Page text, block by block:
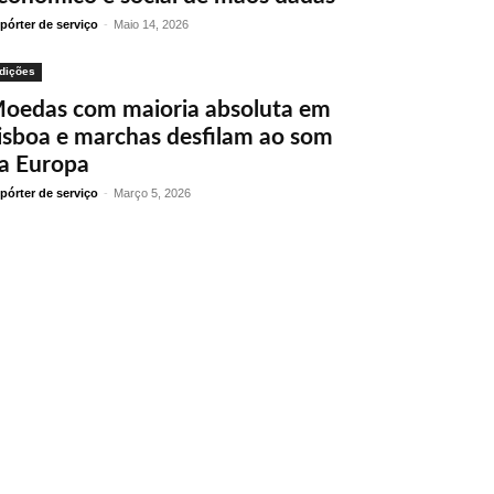
de serviço - Maio 14, 2026
com maioria absoluta em
e marchas desfilam ao som
Europa
de serviço - Março 5, 2026